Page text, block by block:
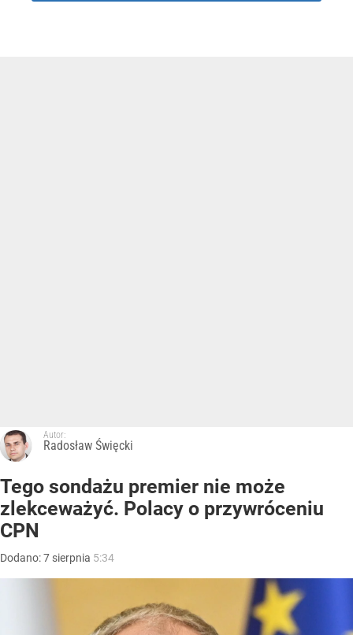
Autor:
Radosław Święcki
Tego sondażu premier nie może
zlekceważyć. Polacy o przywróceniu
CPN
Dodano:7 sierpnia 5:34